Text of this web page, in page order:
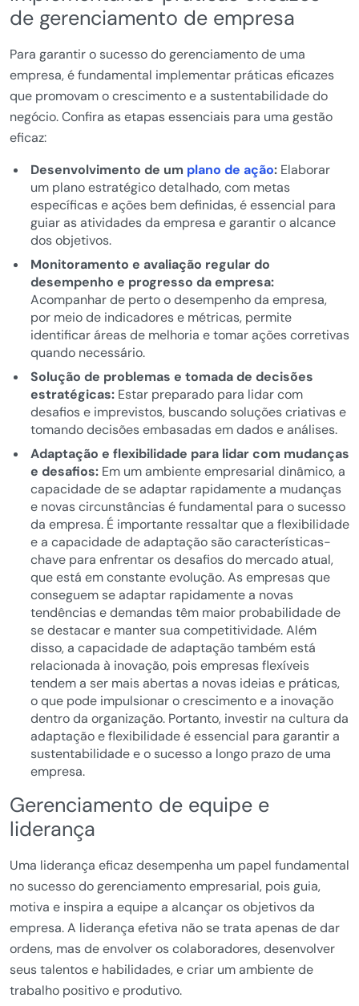
de gerenciamento de empresa
Para garantir o sucesso do gerenciamento de uma
empresa, é fundamental implementar práticas eficazes
que promovam o crescimento e a sustentabilidade do
negócio. Confira as etapas essenciais para uma gestão
eficaz:
Desenvolvimento de um plano de ação:Elaborar
um plano estratégico detalhado, com metas
específicas e ações bem definidas, é essencial para
guiar as atividades da empresa e garantir o alcance
dos objetivos.
Monitoramento e avaliação regular do
desempenho e progresso da empresa:
Acompanhar de perto o desempenho da empresa,
por meio de indicadores e métricas, permite
identificar áreas de melhoria e tomar ações corretivas
quando necessário.
Solução de problemas e tomada de decisões
estratégicas:Estar preparado para lidar com
desafios e imprevistos, buscando soluções criativas e
tomando decisões embasadas em dados e análises.
Adaptação e flexibilidade para lidar com mudanças
e desafios:Em um ambiente empresarial dinâmico, a
capacidade de se adaptar rapidamente a mudanças
e novas circunstâncias é fundamental para o sucesso
da empresa. É importante ressaltar que a flexibilidade
e a capacidade de adaptação são características-
chave para enfrentar os desafios do mercado atual,
que está em constante evolução. As empresas que
conseguem se adaptar rapidamente a novas
tendências e demandas têm maior probabilidade de
se destacar e manter sua competitividade. Além
disso, a capacidade de adaptação também está
relacionada à inovação, pois empresas flexíveis
tendem a ser mais abertas a novas ideias e práticas,
o que pode impulsionar o crescimento e a inovação
dentro da organização. Portanto, investir na cultura da
adaptação e flexibilidade é essencial para garantir a
sustentabilidade e o sucesso a longo prazo de uma
empresa.
Gerenciamento de equipe e
liderança
Uma liderança eficaz desempenha um papel fundamental
no sucesso do gerenciamento empresarial, pois guia,
motiva e inspira a equipe a alcançar os objetivos da
empresa. A liderança efetiva não se trata apenas de dar
ordens, mas de envolver os colaboradores, desenvolver
seus talentos e habilidades, e criar um ambiente de
trabalho positivo e produtivo.